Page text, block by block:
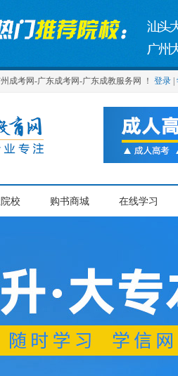
成考网-广东成考网-广东成教服务网 ！ 登录
校 购书商城 在线学习